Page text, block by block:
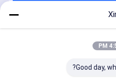
Good day,